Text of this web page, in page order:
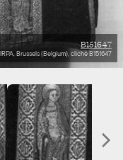
B151647
Brussels (Belgium), cliché B151647